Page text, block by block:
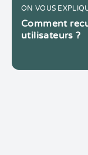
ON VOUS
Comment
utilisateurs ?